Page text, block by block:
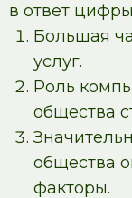
в ответ
Большая
услуг.
Роль
общества
общества
факторы.